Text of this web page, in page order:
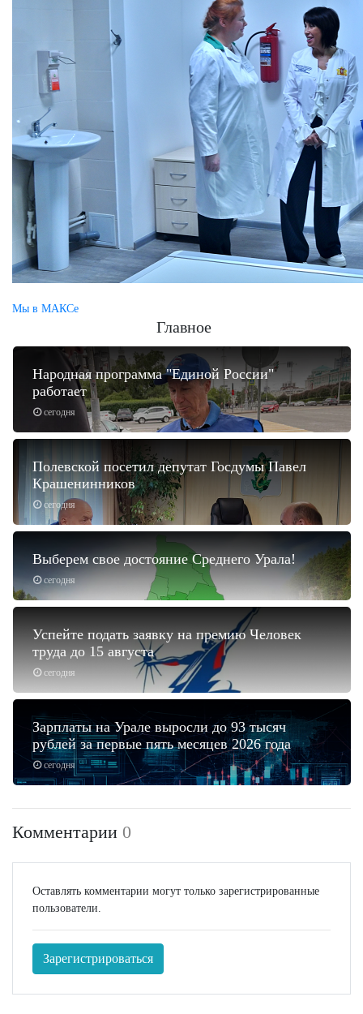
Мы в МАКСе
Главное
сегодня
Народная программа "Единой России"
работает
сегодня
Полевской посетил депутат Госдумы Павел
Крашенинников
сегодня
Выберем свое достояние Среднего Урала!
сегодня
Успейте подать заявку на премию Человек
труда до 15 августа
сегодня
Зарплаты на Урале выросли до 93 тысяч
рублей за первые пять месяцев 2026 года
Комментарии 0
Оставлять комментарии могут только зарегистрированные
пользователи.
Зарегистрироваться